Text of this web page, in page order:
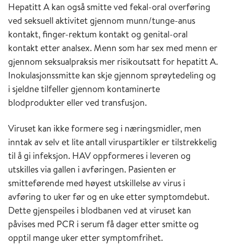
Hepatitt A kan også smitte ved fekal-oral overføring
ved seksuell aktivitet gjennom munn/tunge-anus
kontakt, finger-rektum kontakt og genital-oral
kontakt etter analsex. Menn som har sex med menn er
gjennom seksualpraksis mer risikoutsatt for hepatitt A.
Inokulasjonssmitte kan skje gjennom sprøytedeling og
i sjeldne tilfeller gjennom kontaminerte
blodprodukter eller ved transfusjon.
Viruset kan ikke formere seg i næringsmidler, men
inntak av selv et lite antall viruspartikler er tilstrekkelig
til å gi infeksjon. HAV oppformeres i leveren og
utskilles via gallen i avføringen. Pasienten er
smitteførende med høyest utskillelse av virus i
avføring to uker før og en uke etter symptomdebut.
Dette gjenspeiles i blodbanen ved at viruset kan
påvises med PCR i serum få dager etter smitte og
opptil mange uker etter symptomfrihet.